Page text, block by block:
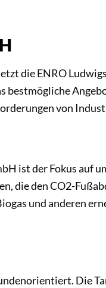
die ENRO
von
ist der Fokus auf
die den CO2-
und anderen
Die